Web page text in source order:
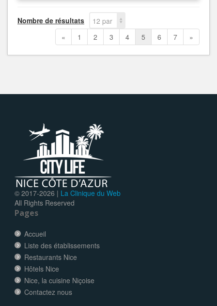
Nombre de résultats
12 par
page
« 1 2 3 4 5 6 7 »
© 2017-2026 | La Clinique du Web
All Rights Reserved
Pages
Accueil
Liste des établissements
Restaurants Nice
Hôtels Nice
Nice, la cuisine Niçoise
Contactez nous